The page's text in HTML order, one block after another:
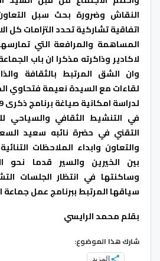
النقاش وضرورة بحث سبل
اتفاقية تشاركية تحدد التزامات كل
المساهمة والمرافعة التي تمارسها
لاكادير وذاكرته مذكرا ان باب
وان الشق المرتبط بالثقافة
لقاءات مع السيدة نعيمة فتحاوي
في التنشيط الثقافي والسياحي
التقني في حضرة نائبه سعيد
والتعاون وابداء الملاحظات
بين الخيرين والسير قدما نحو
وساكنتها في انتظار الجلسات
سياقها المرتبط ببرنامج عمل جماعة
بقلم محمد الرايسي
شارك هذا الموضوع:
المزيد